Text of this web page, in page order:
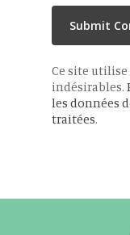
Ce site
indésirables.
les données
traitées.